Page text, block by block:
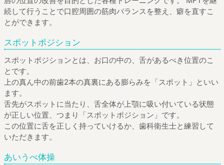
続して行うことで口腔周囲の筋肉バランスを整え、癖を直すこ
とができます。
スポットポジション
スポットポジションとは、お口の中の、舌があるべき位置のこ
とです。
上の真ん中の前歯2本の真裏にある膨らみを「スポット」といい
ます。
舌先がスポットに当たり、舌全体が上顎に吸い付いている状態
が正しい位置、つまり「スポットポジション」です。
この位置に舌を正しく持っていけるか、歯科衛生士と練習して
いただきます。
あいうべ体操